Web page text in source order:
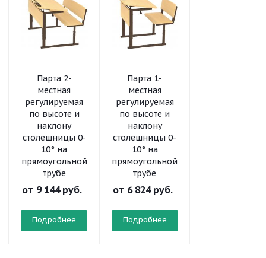
Парта 2-
местная
регулируемая
по высоте и
наклону
столешницы 0-
10° на
прямоугольной
трубе
от 9 144 руб.
Подробнее
Парта 1-
местная
регулируемая
по высоте и
наклону
столешницы 0-
10° на
прямоугольной
трубе
от 6 824 руб.
Подробнее